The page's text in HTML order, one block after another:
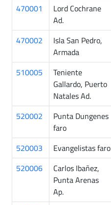
470001
Lord Cochrane
Ad.
470002
Isla San Pedro,
Armada
510005
Teniente
Gallardo, Puerto
Natales Ad.
520002
Punta Dungenes
faro
520003 Evangelistas faro
520006
Carlos Ibañez,
Punta Arenas
Ap.